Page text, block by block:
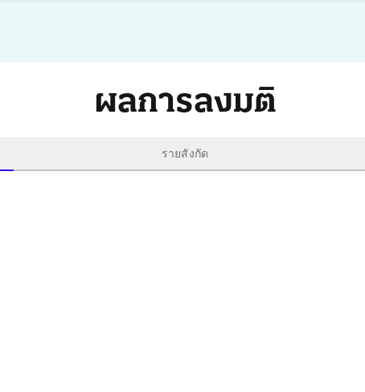
ผลการลงมติ
รายสังกัด